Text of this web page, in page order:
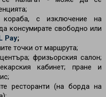
с изключение на
консумирате свободно или
Pay;
точки от маршрута;
фризьорския салон;
кабинет; пране и
ресторанти (на борда на